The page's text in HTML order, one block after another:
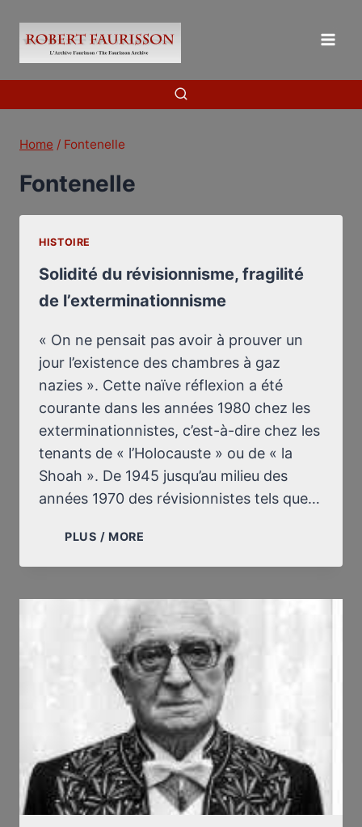
content
Home / Fontenelle
Fontenelle
HISTOIRE
Solidité du révisionnisme, fragilité
de l’exterminationnisme
« On ne pensait pas avoir à prouver un
jour l’existence des chambres à gaz
nazies ». Cette naïve réflexion a été
courante dans les années 1980 chez les
exterminationnistes, c’est-à-dire chez les
tenants de « l’Holocauste » ou de « la
Shoah ». De 1945 jusqu’au milieu des
années 1970 des révisionnistes tels que…
PLUS / MORE
RÉVISIONNISME,
L’EXTERMINATIONNISME